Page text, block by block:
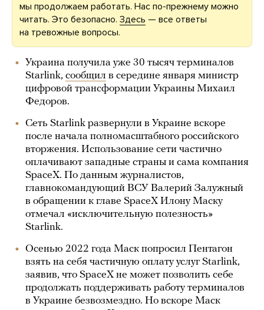
мы продолжаем работать. Нас по-прежнему можно
читать. Это безопасно. Здесь — все ответы
на тревожные вопросы.
Украина получила уже 30 тысяч терминалов
Starlink, сообщил в середине января министр
цифровой трансформации Украины Михаил
Федоров.
Сеть Starlink развернули в Украине вскоре
после начала полномасштабного российского
вторжения. Использование сети частично
оплачивают западные страны и сама компания
SpaceX. По данным журналистов,
главнокомандующий ВСУ Валерий Залужный
в обращении к главе SpaceX Илону Маску
отмечал «исключительную полезность»
Starlink.
Осенью 2022 года Маск попросил Пентагон
взять на себя частичную оплату услуг Starlink,
заявив, что SpaceX не может позволить себе
продолжать поддерживать работу терминалов
в Украине безвозмездно. Но вскоре Маск